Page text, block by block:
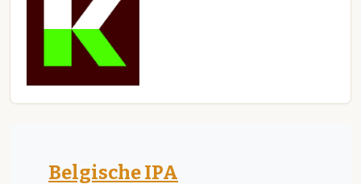
Belgische IPA